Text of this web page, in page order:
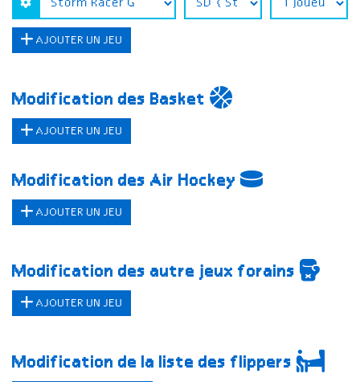
AJOUTER UN JEU
Modification des Basket
AJOUTER UN JEU
Modification des Air Hockey
AJOUTER UN JEU
Modification des autre jeux forains
AJOUTER UN JEU
Modification de la liste des flippers